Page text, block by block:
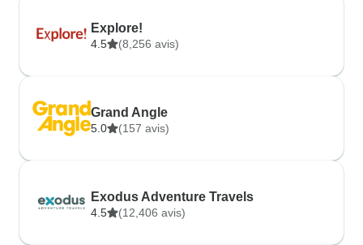
Explore!
4.5 (8,256 avis)
Grand Angle
5.0 (157 avis)
Exodus Adventure Travels
4.5 (12,406 avis)